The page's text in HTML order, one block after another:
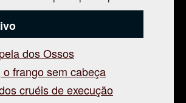
dos Ossos
o frango sem cabeça
cruéis de execução